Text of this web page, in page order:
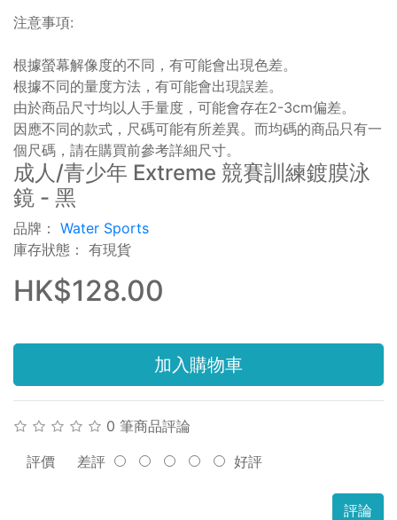
注意事項:
根據螢幕解像度的不同，有可能會出現色差。
根據不同的量度方法，有可能會出現誤差。
由於商品尺寸均以人手量度，可能會存在2-3cm偏差。
因應不同的款式，尺碼可能有所差異。而均碼的商品只有一
個尺碼，請在購買前參考詳細尺寸。
成人/青少年 Extreme 競賽訓練鍍膜泳
鏡 - 黑
品牌： Water Sports
庫存狀態： 有現貨
HK$128.00
加入購物車
0 筆商品評論
評價 差評 好評
評論